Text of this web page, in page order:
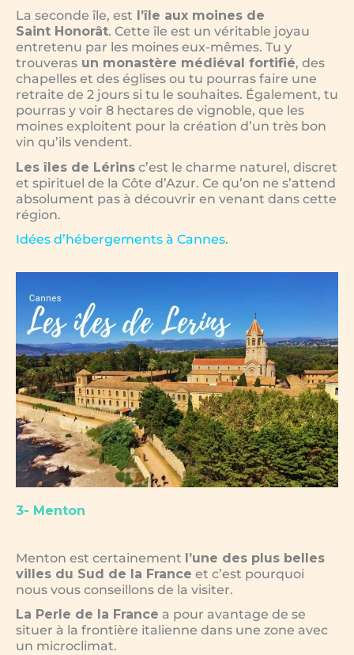
La seconde île, est l’île aux moines de
Saint Honorât. Cette île est un véritable joyau
entretenu par les moines eux-mêmes. Tu y
trouveras un monastère médiéval fortifié, des
chapelles et des églises ou tu pourras faire une
retraite de 2 jours si tu le souhaites. Également, tu
pourras y voir 8 hectares de vignoble, que les
moines exploitent pour la création d’un très bon
vin qu’ils vendent.
Les îles de Lérins c’est le charme naturel, discret
et spirituel de la Côte d’Azur. Ce qu’on ne s’attend
absolument pas à découvrir en venant dans cette
région.
Idées d’hébergements à Cannes.
3- Menton
Menton est certainement l’une des plus belles
villes du Sud de la France et c’est pourquoi
nous vous conseillons de la visiter.
La Perle de la France a pour avantage de se
situer à la frontière italienne dans une zone avec
un microclimat.